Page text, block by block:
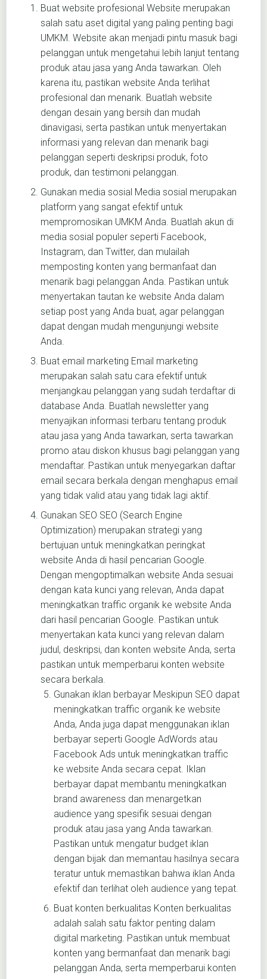
Buat website profesional Website merupakan
salah satu aset digital yang paling penting bagi
UMKM. Website akan menjadi pintu masuk bagi
pelanggan untuk mengetahui lebih lanjut tentang
produk atau jasa yang Anda tawarkan. Oleh
karena itu, pastikan website Anda terlihat
profesional dan menarik. Buatlah website
dengan desain yang bersih dan mudah
dinavigasi, serta pastikan untuk menyertakan
informasi yang relevan dan menarik bagi
pelanggan seperti deskripsi produk, foto
produk, dan testimoni pelanggan.
Gunakan media sosial Media sosial merupakan
platform yang sangat efektif untuk
mempromosikan UMKM Anda. Buatlah akun di
media sosial populer seperti Facebook,
Instagram, dan Twitter, dan mulailah
memposting konten yang bermanfaat dan
menarik bagi pelanggan Anda. Pastikan untuk
menyertakan tautan ke website Anda dalam
setiap post yang Anda buat, agar pelanggan
dapat dengan mudah mengunjungi website
Anda.
Buat email marketing Email marketing
merupakan salah satu cara efektif untuk
menjangkau pelanggan yang sudah terdaftar di
database Anda. Buatlah newsletter yang
menyajikan informasi terbaru tentang produk
atau jasa yang Anda tawarkan, serta tawarkan
promo atau diskon khusus bagi pelanggan yang
mendaftar. Pastikan untuk menyegarkan daftar
email secara berkala dengan menghapus email
yang tidak valid atau yang tidak lagi aktif.
Gunakan SEO SEO (Search Engine
Optimization) merupakan strategi yang
bertujuan untuk meningkatkan peringkat
website Anda di hasil pencarian Google.
Dengan mengoptimalkan website Anda sesuai
dengan kata kunci yang relevan, Anda dapat
meningkatkan traffic organik ke website Anda
dari hasil pencarian Google. Pastikan untuk
menyertakan kata kunci yang relevan dalam
judul, deskripsi, dan konten website Anda, serta
pastikan untuk memperbarui konten website
secara berkala.
Gunakan iklan berbayar Meskipun SEO dapat
meningkatkan traffic organik ke website
Anda, Anda juga dapat menggunakan iklan
berbayar seperti Google AdWords atau
Facebook Ads untuk meningkatkan traffic
ke website Anda secara cepat. Iklan
berbayar dapat membantu meningkatkan
brand awareness dan menargetkan
audience yang spesifik sesuai dengan
produk atau jasa yang Anda tawarkan.
Pastikan untuk mengatur budget iklan
dengan bijak dan memantau hasilnya secara
teratur untuk memastikan bahwa iklan Anda
efektif dan terlihat oleh audience yang tepat.
Buat konten berkualitas Konten berkualitas
adalah salah satu faktor penting dalam
digital marketing. Pastikan untuk membuat
konten yang bermanfaat dan menarik bagi
pelanggan Anda, serta memperbarui konten